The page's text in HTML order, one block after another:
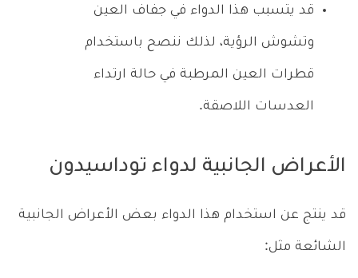
قد يتسبب هذا الدواء في جفاف العين
وتشوش الرؤية، لذلك ننصح باستخدام
قطرات العين المرطبة في حالة ارتداء
العدسات اللاصقة.
الأعراض الجانبية لدواء توداسيدون
قد ينتج عن استخدام هذا الدواء بعض الأعراض الجانبية
الشائعة مثل: